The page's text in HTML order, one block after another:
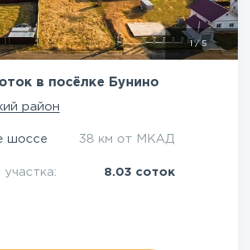
1/5
в посёлке Бунино
район
шоссе 38 км от МКАД
8.03 соток